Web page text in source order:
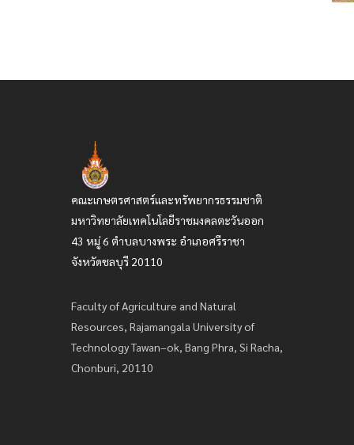
คณะเกษตรศาสตร์และทรัพยากรธรรมชาติ
มหาวิทยาลัยเทคโนโลยีราชมงคลตะวันออก
43 หมู่ 6 ตำบลบางพระ อำเภอศรีราชา
จังหวัดชลบุรี 20110
Faculty of Agriculture and Natural
Resources, Rajamangala University of
Technology Tawan–ok, Bang Phra, Si Racha,
Chonburi, 20110